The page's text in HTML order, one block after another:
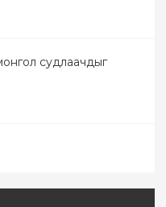
судлаачдыг